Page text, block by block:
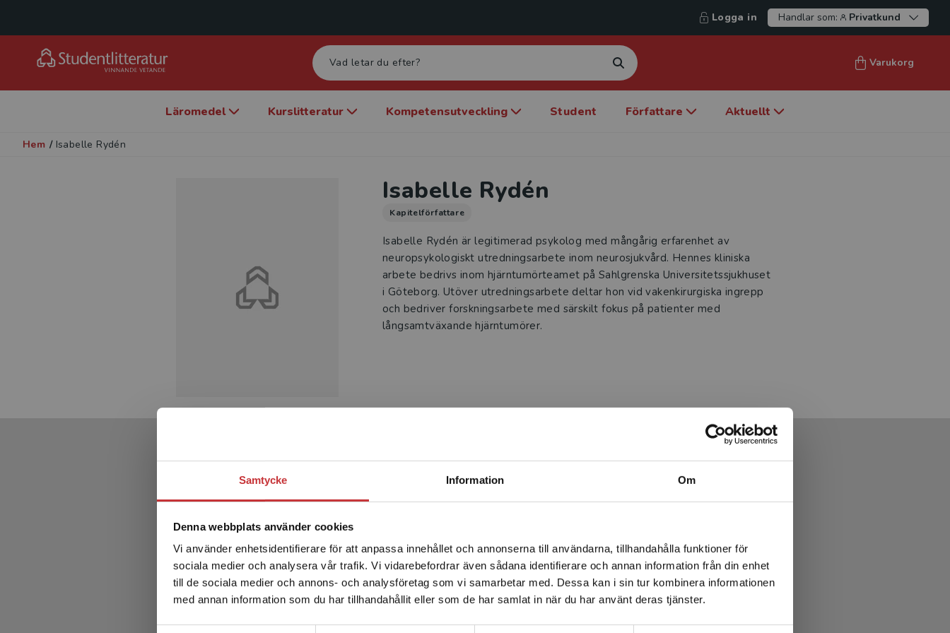
Samtycke Information Om
Denna webbplats använder cookies
Vi använder enhetsidentifierare för att anpassa innehållet och annonserna till användarna, tillhandahålla funktioner för
sociala medier och analysera vår trafik. Vi vidarebefordrar även sådana identifierare och annan information från din enhet
till de sociala medier och annons- och analysföretag som vi samarbetar med. Dessa kan i sin tur kombinera informationen
med annan information som du har tillhandahållit eller som de har samlat in när du har använt deras tjänster.
Begränsad fraktregion
Det verkar som att du besöker studentlitteratur.se via en
enhet utanför Sverige. Vi erbjuder inte leveranser utanför
Sverige. För att kunna slutföra ett köp måste
leveransadressen vara i Sverige.Läs mer
Logga in Handlar som: Privatkund
Varukorg
Läromedel Kurslitteratur Kompetensutveckling Student Författare Aktuellt
Hem / Isabelle Rydén
Isabelle Rydén
Kapitelförfattare
Isabelle Rydén är legitimerad psykolog med mångårig erfarenhet av
neuropsykologiskt utredningsarbete inom neurosjukvård. Hennes kliniska
arbete bedrivs inom hjärntumörteamet på Sahlgrenska Universitetssjukhuset
i Göteborg. Utöver utredningsarbete deltar hon vid vakenkirurgiska ingrepp
och bedriver forskningsarbete med särskilt fokus på patienter med
långsamtväxande hjärntumörer.
Produkter